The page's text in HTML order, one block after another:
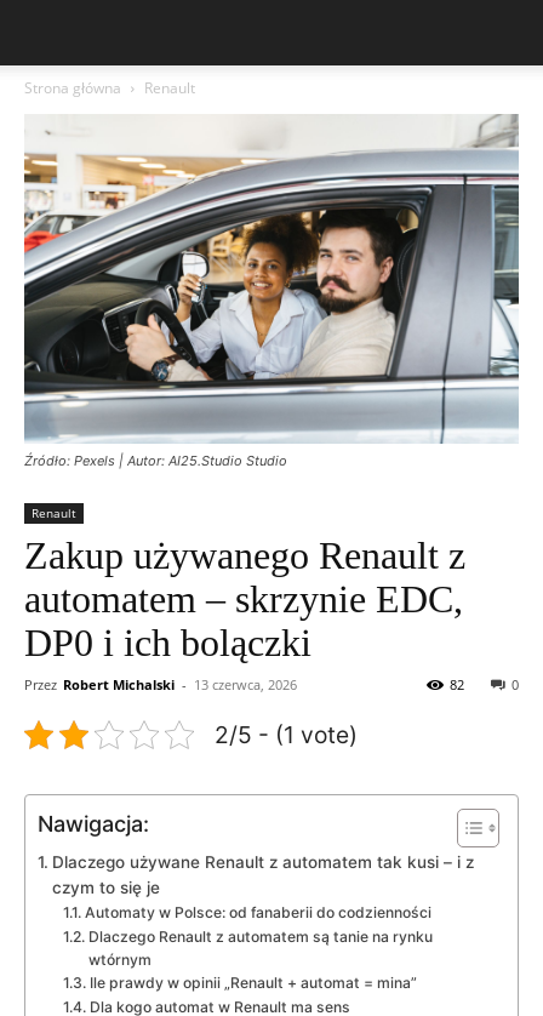
Strona główna Renault
Źródło: Pexels | Autor: AI25.Studio Studio
Renault
Zakup używanego Renault z
automatem – skrzynie EDC,
DP0 i ich bolączki
Przez Robert Michalski - 13 czerwca, 2026 0
82
2/5 - (1 vote)
Nawigacja:
Dlaczego używane Renault z automatem tak kusi – i z
czym to się je
Automaty w Polsce: od fanaberii do codzienności
Dlaczego Renault z automatem są tanie na rynku
wtórnym
Ile prawdy w opinii „Renault + automat = mina”
Dla kogo automat w Renault ma sens